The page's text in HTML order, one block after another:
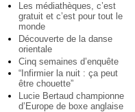
Les médiathèques, c’est
gratuit et c’est pour tout le
monde
Découverte de la danse
orientale
Cinq semaines d’enquête
“Infirmier la nuit : ça peut
être chouette”
Lucie Bertaud championne
d’Europe de boxe anglaise